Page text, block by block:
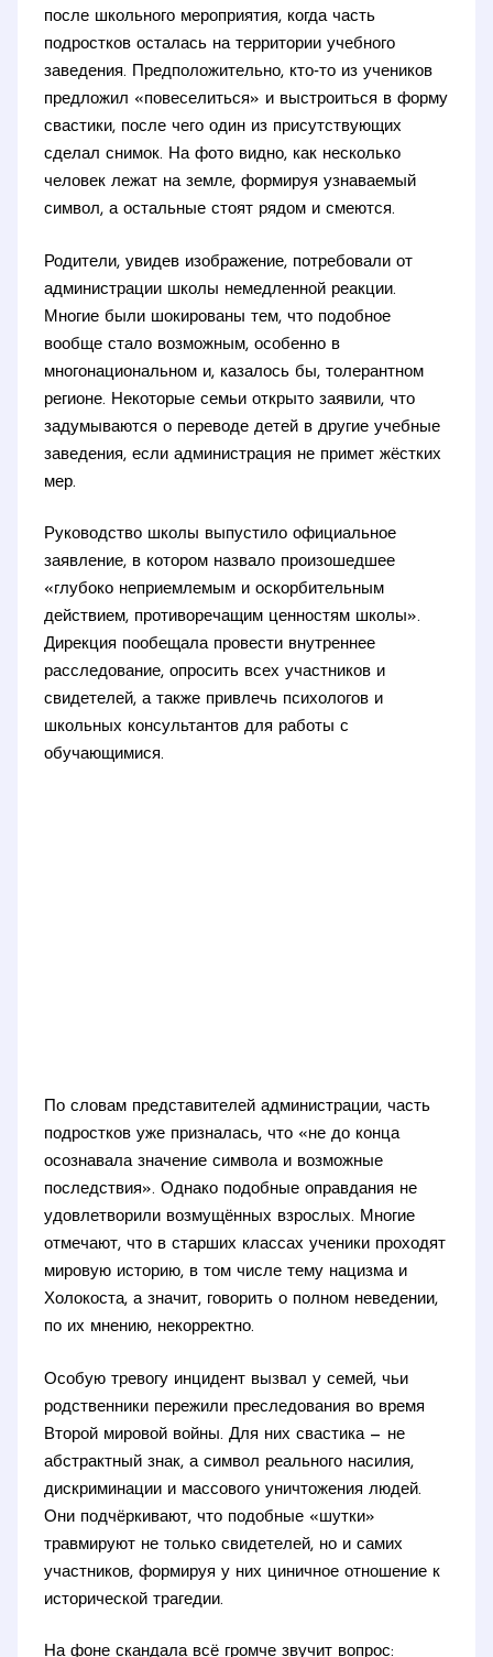
после школьного мероприятия, когда часть
подростков осталась на территории учебного
заведения. Предположительно, кто‑то из учеников
предложил «повеселиться» и выстроиться в форму
свастики, после чего один из присутствующих
сделал снимок. На фото видно, как несколько
человек лежат на земле, формируя узнаваемый
символ, а остальные стоят рядом и смеются.
Родители, увидев изображение, потребовали от
администрации школы немедленной реакции.
Многие были шокированы тем, что подобное
вообще стало возможным, особенно в
многонациональном и, казалось бы, толерантном
регионе. Некоторые семьи открыто заявили, что
задумываются о переводе детей в другие учебные
заведения, если администрация не примет жёстких
мер.
Руководство школы выпустило официальное
заявление, в котором назвало произошедшее
«глубоко неприемлемым и оскорбительным
действием, противоречащим ценностям школы».
Дирекция пообещала провести внутреннее
расследование, опросить всех участников и
свидетелей, а также привлечь психологов и
школьных консультантов для работы с
обучающимися.
По словам представителей администрации, часть
подростков уже призналась, что «не до конца
осознавала значение символа и возможные
последствия». Однако подобные оправдания не
удовлетворили возмущённых взрослых. Многие
отмечают, что в старших классах ученики проходят
мировую историю, в том числе тему нацизма и
Холокоста, а значит, говорить о полном неведении,
по их мнению, некорректно.
Особую тревогу инцидент вызвал у семей, чьи
родственники пережили преследования во время
Второй мировой войны. Для них свастика — не
абстрактный знак, а символ реального насилия,
дискриминации и массового уничтожения людей.
Они подчёркивают, что подобные «шутки»
травмируют не только свидетелей, но и самих
участников, формируя у них циничное отношение к
исторической трагедии.
На фоне скандала всё громче звучит вопрос: